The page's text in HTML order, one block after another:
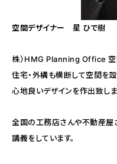
空間デザイナー 星 ひで樹
株）HMG Planning Office 空
住宅・外構も横断して空間を設
心地良いデザインを作出致しま
全国の工務店さんや不動産屋
講義をしています。